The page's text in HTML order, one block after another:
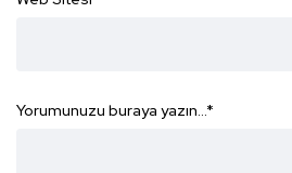
Yorumunuzu buraya yazın...*